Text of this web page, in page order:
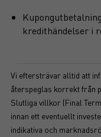
kredithändelser i
Vi eftersträvar alltid att
återspeglas korrekt från
Slutliga villkor (Final
innan ett eventuellt
indikativa och